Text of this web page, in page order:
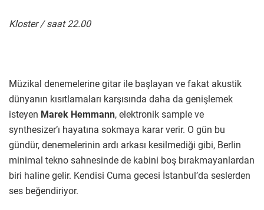
Kloster / saat 22.00
Müzikal denemelerine gitar ile başlayan ve fakat akustik
dünyanın kısıtlamaları karşısında daha da genişlemek
isteyen Marek Hemmann, elektronik sample ve
synthesizer’ı hayatına sokmaya karar verir. O gün bu
gündür, denemelerinin ardı arkası kesilmediği gibi, Berlin
minimal tekno sahnesinde de kabini boş bırakmayanlardan
biri haline gelir. Kendisi Cuma gecesi İstanbul’da seslerden
ses beğendiriyor.